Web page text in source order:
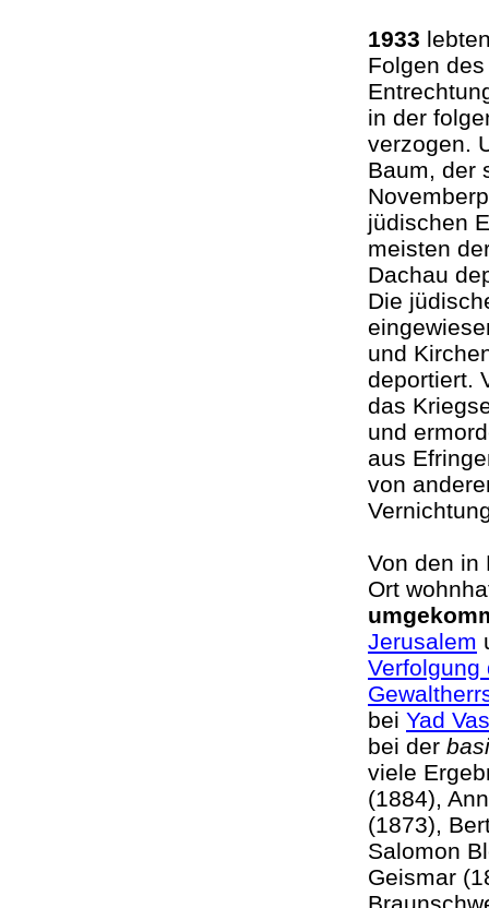
1933
Folgen
in der
verzogen.
Baum, der
jüdischen
meisten
Dachau
Die
und
deportiert.
das
und
aus
von
Von den in
Ort
Jerusalem
Verfolgung
bei Yad
bei der
viele
(1884),
(1873),
Salomon
Geismar